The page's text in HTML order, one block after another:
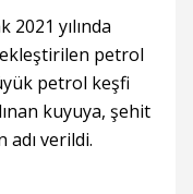
2021 yılında
petrol
petrol keşfi
kuyuya, şehit
adı verildi.